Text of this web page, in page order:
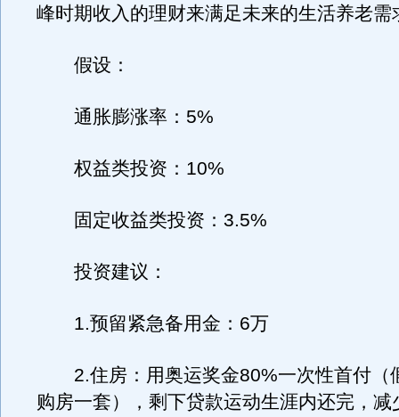
峰时期收入的理财来满足未来的生活养老需
假设：
通胀膨涨率：5%
权益类投资：10%
固定收益类投资：3.5%
投资建议：
1.预留紧急备用金：6万
2.住房：用奥运奖金80%一次性首付（
购房一套），剩下贷款运动生涯内还完，减